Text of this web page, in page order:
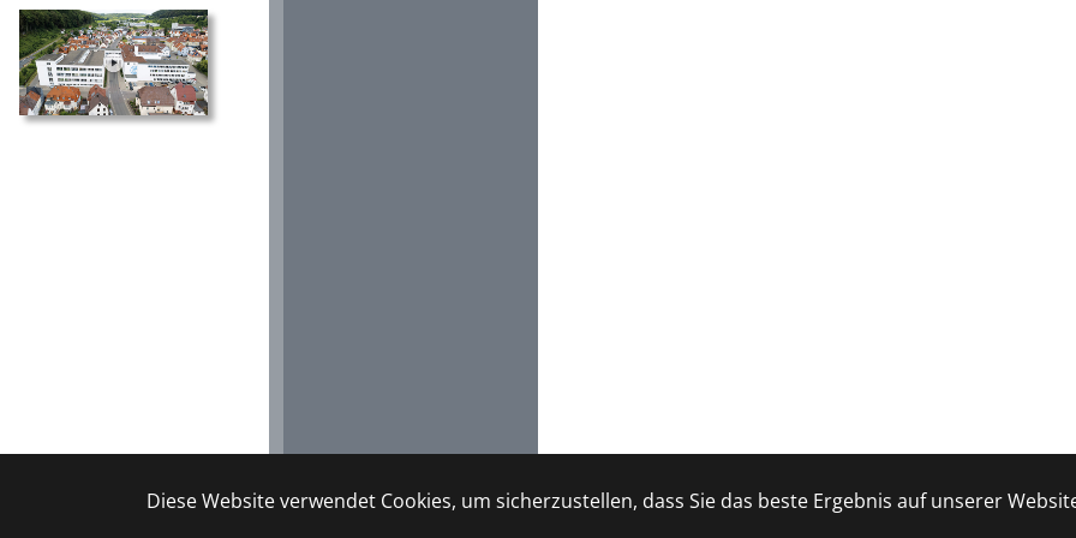
Diese Website verwendet Cookies, um sicherzustellen, dass Sie das beste Ergebnis auf unserer